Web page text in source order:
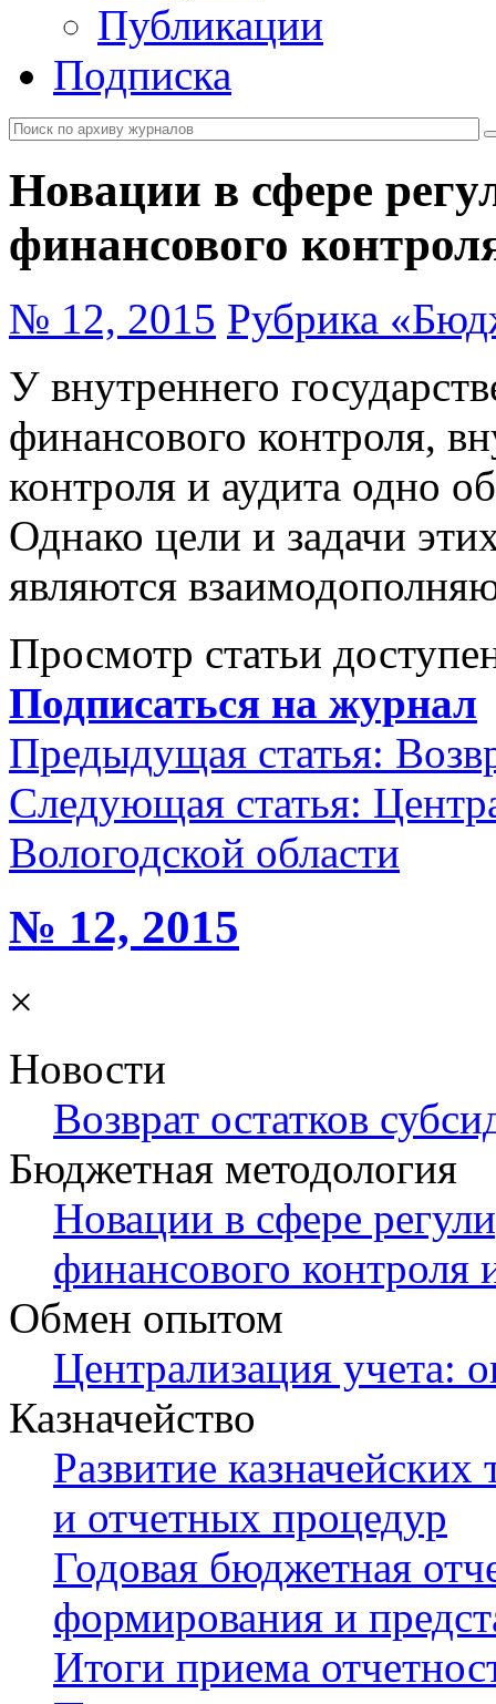
Публикации
Подписка
Новации в сфере
финансового
№ 12, 2015 Рубрика
У внутреннего
финансового контроля,
контроля и аудита одно
Однако цели и задачи
являются
Просмотр статьи
Подписаться на журнал
Предыдущая статья:
Следующая статья:
Вологодской области
№ 12, 2015
×
Новости
Возврат остатков
Бюджетная методология
Новации в сфере
финансового контроля
Обмен опытом
Централизация учета:
Казначейство
Развитие
и отчетных процедур
Годовая бюджетная
формирования и
Итоги приема